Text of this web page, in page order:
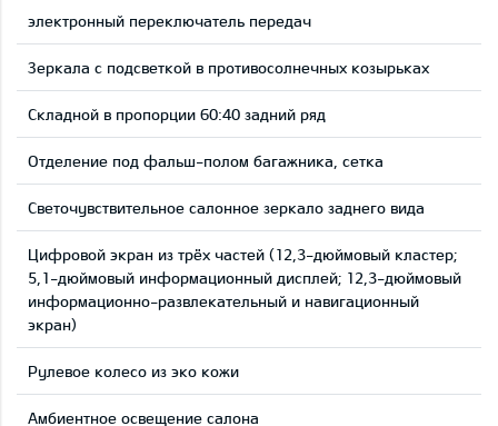
электронный переключатель передач
Зеркала с подсветкой в противосолнечных козырьках
Складной в пропорции 60:40 задний ряд
Отделение под фальш-полом багажника, сетка
Светочувствительное салонное зеркало заднего вида
Цифровой экран из трёх частей (12,3-дюймовый кластер;
5,1-дюймовый информационный дисплей; 12,3-дюймовый
информационно-развлекательный и навигационный
экран)
Рулевое колесо из эко кожи
Aмбиентное освещение салона